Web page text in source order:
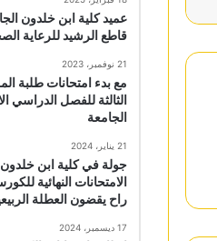
عميد كلية ابن خلدون
قاطع الرشيد للرعاية
21 نوفمبر، 2023
مع بدء امتحانات طلبة
الثالثة للفصل الدراسي
الجامعة
21 يناير، 2024
جولة في كلية ابن
الامتحانات النهائية
راح يقضون العطلة
17 ديسمبر، 2024